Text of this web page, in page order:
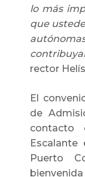
lo más
que
rector
El
de
contacto
Puerto